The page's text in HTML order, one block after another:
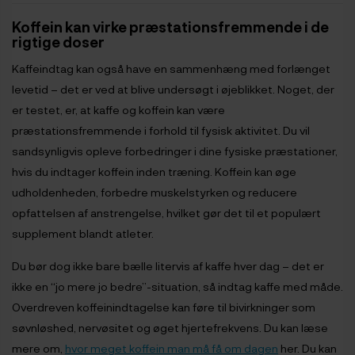
Koffein kan virke præstationsfremmende i de
rigtige doser
Kaffeindtag kan også have en sammenhæng med forlænget
levetid – det er ved at blive undersøgt i øjeblikket. Noget, der
er testet, er, at kaffe og koffein kan være
præstationsfremmende i forhold til fysisk aktivitet. Du vil
sandsynligvis opleve forbedringer i dine fysiske præstationer,
hvis du indtager koffein inden træning. Koffein kan øge
udholdenheden, forbedre muskelstyrken og reducere
opfattelsen af anstrengelse, hvilket gør det til et populært
supplement blandt atleter.
Du bør dog ikke bare bælle litervis af kaffe hver dag – det er
ikke en “jo mere jo bedre”-situation, så indtag kaffe med måde.
Overdreven koffeinindtagelse kan føre til bivirkninger som
søvnløshed, nervøsitet og øget hjertefrekvens. Du kan læse
mere om, hvor meget koffein man må få om dagen her. Du kan